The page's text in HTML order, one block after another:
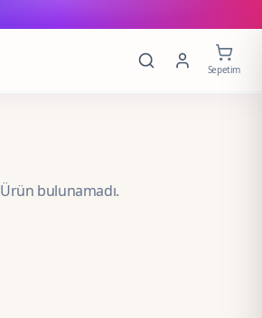
Sepetim
Ürün bulunamadı.